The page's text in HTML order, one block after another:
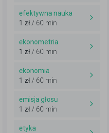
efektywna nauka
1 zł / 60 min
ekonometria
1 zł / 60 min
ekonomia
1 zł / 60 min
emisja głosu
1 zł / 60 min
etyka